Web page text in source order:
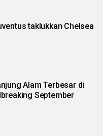
taklukkan Chelsea
Alam Terbesar di
September